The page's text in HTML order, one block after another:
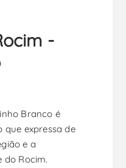
-
Branco é
que expressa de
e a
do Rocim.